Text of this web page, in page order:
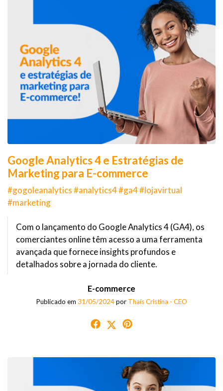
Google Analytics 4 e Estratégias de
Marketing para E-commerce
#gogoleanalytics #analytics4 #ga4 #lojavirtual
#marketing
Com o lançamento do Google Analytics 4 (GA4), os
comerciantes online têm acesso a uma ferramenta
avançada que fornece insights profundos e
detalhados sobre a jornada do cliente.
E-commerce
Publicado em 31/05/2024por Thaís Cristina - CEO